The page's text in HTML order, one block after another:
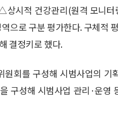
시적 건강관리(원격 모니터
으로 구분 평가한다. 구체적
결정키로 했다.
회를 구성해 시범사업의 기
구성해 시범사업 관리·운영